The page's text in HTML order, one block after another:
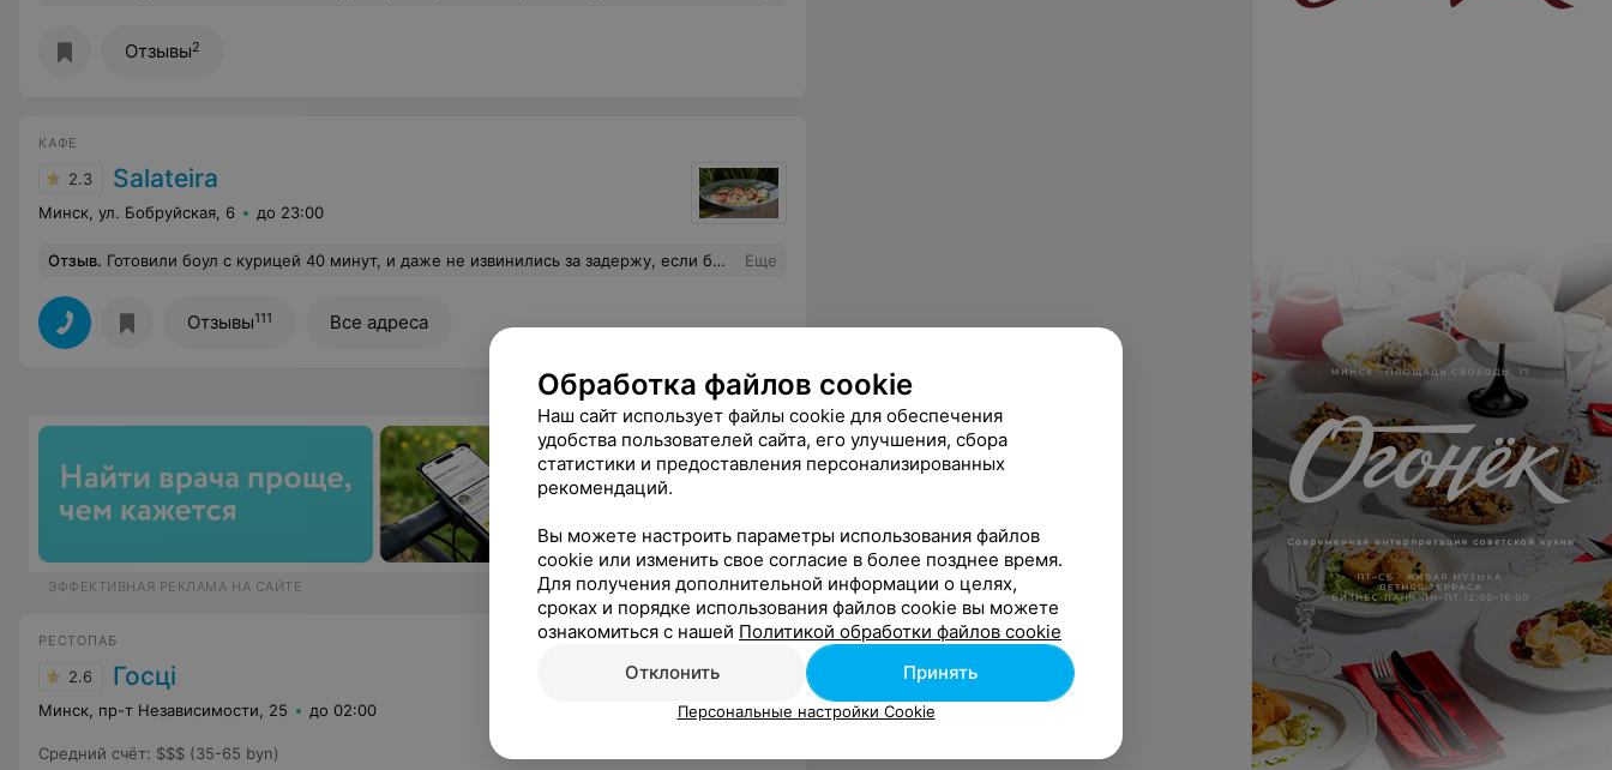
Отзывы2
КАФЕ
2.3 Salateira
Минск, ул. Бобруйская, 6 до 23:00
Отзыв. Готовили боул с курицей 40 минут, и даже не извинились за задержу, если бы я через полчаса не подошла узнать что с моим заказом они бы даже не начали его готовить! Еще
Отзывы111 Все адреса
ЭФФЕКТИВНАЯ РЕКЛАМА НА САЙТЕ
РЕСТОПАБ
2.6 Госцi
Минск, пр-т Независимости, 25 до 02:00
Средний счёт: $$$ (35-65 byn)
Обработка файлов cookie
Наш сайт использует файлы cookie для обеспечения
удобства пользователей сайта, его улучшения, сбора
статистики и предоставления персонализированных
рекомендаций.
Вы можете настроить параметры использования файлов
cookie или изменить свое согласие в более позднее время.
Для получения дополнительной информации о целях,
сроках и порядке использования файлов cookie вы можете
ознакомиться с нашей Политикой обработки файлов cookie
Отклонить
Принять
Персональные настройки Cookie